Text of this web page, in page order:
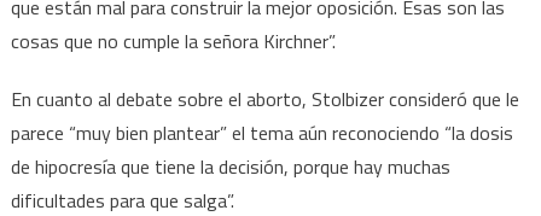
que están mal para construir la mejor oposición. Esas son las
cosas que no cumple la señora Kirchner”.
En cuanto al debate sobre el aborto, Stolbizer consideró que le
parece “muy bien plantear” el tema aún reconociendo “la dosis
de hipocresía que tiene la decisión, porque hay muchas
dificultades para que salga”.